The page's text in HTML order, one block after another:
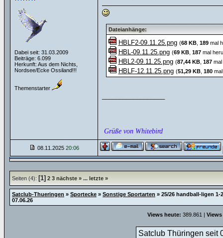
Dabei seit: 31.03.2009
Beiträge: 6.099
Herkunft: Aus dem Nichts,
Nordsee/Ecke Ossiland!!!
Themenstarter
Dateianhänge:
HBLF2-09.11.25.png (68 KB, 189mal
HBL-09.11.25.png (69 KB, 187mal
HBL2-09.11.25.png (87,44 KB, 187mal
HBLF-12.11.25.png (51,29 KB, 180mal
Grüße von Whitebird
08.11.2025 20:06
Seiten (4): [1] 2 3 nächste » ... letzte »
Satclub-Thueringen » Sportecke » Sonstige Sportarten » 25/26 handball-ligen 1-
07.06.26
Views heute: 389.861 |
Satclub Thüringen seit